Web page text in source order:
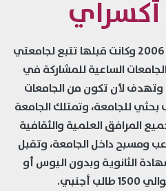
تأسست جامعة أكسراي عام 2006 وكانت قبلها تتبع لجامعتي
الساعية للمشاركة في
وتهدف لأن تكون من الجامعات
للجامعة، وتمتلك الجامعة
المرافق العلمية والثقافية
ومسبح داخل الجامعة، وتقبل
الثانوية وبدون اليوس أو
أجنبي.